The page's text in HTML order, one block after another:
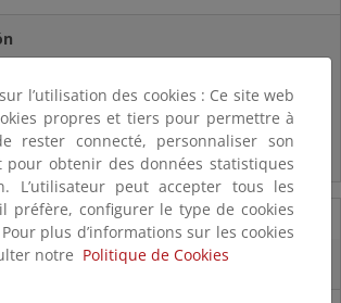
y actualiza la Lista Patrón de las especies
genéticos y reparto de beneficios
Nacional de las Tablas bate récords históricos
l’utilisation des cookies : Ce site web
propres et tiers pour permettre à
rester connecté, personnaliser son
pour obtenir des données statistiques
L’utilisateur peut accepter tous les
préfère, configurer le type de cookies
plus d’informations sur les cookies
notre Politique de Cookies